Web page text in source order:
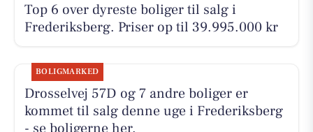
Top 6 over dyreste boliger til salg i
Frederiksberg. Priser op til 39.995.000 kr
BOLIGMARKED
Drosselvej 57D og 7 andre boliger er
kommet til salg denne uge i Frederiksberg
- se boligerne her.